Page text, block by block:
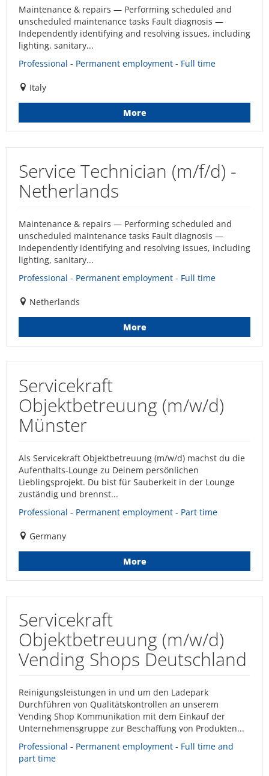
Maintenance & repairs — Performing scheduled and
unscheduled maintenance tasks Fault diagnosis —
Independently identifying and resolving issues, including
lighting, sanitary...
Professional - Permanent employment - Full time
Italy
More
Service Technician (m/f/d) -
Netherlands
Maintenance & repairs — Performing scheduled and
unscheduled maintenance tasks Fault diagnosis —
Independently identifying and resolving issues, including
lighting, sanitary...
Professional - Permanent employment - Full time
Netherlands
More
Servicekraft
Objektbetreuung (m/w/d)
Münster
Als Servicekraft Objektbetreuung (m/w/d) machst du die
Aufenthalts-Lounge zu Deinem persönlichen
Lieblingsprojekt. Du bist für Sauberkeit in der Lounge
zuständig und brennst...
Professional - Permanent employment - Part time
Germany
More
Servicekraft
Objektbetreuung (m/w/d)
Vending Shops Deutschland
Reinigungsleistungen in und um den Ladepark
Durchführen von Qualitätskontrollen an unserem
Vending Shop Kommunikation mit dem Einkauf der
Unternehmensgruppe zur Beschaffung von Produkten...
Professional - Permanent employment - Full time and
part time